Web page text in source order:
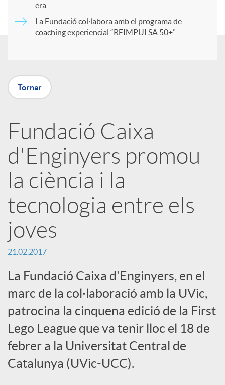
t
r
X
a
r
x
e
s
S
o
era
La Fundació col·labora amb el programa de
coaching experiencial “REIMPULSA 50+”
Tornar
Fundació Caixa
d'Enginyers promou
la ciència i la
tecnologia entre els
joves
21.02.2017
La Fundació Caixa d'Enginyers, en el
marc de la col·laboració amb la UVic,
patrocina la cinquena edició de la First
Lego League que va tenir lloc el 18 de
febrer a la Universitat Central de
Catalunya (UVic-UCC).